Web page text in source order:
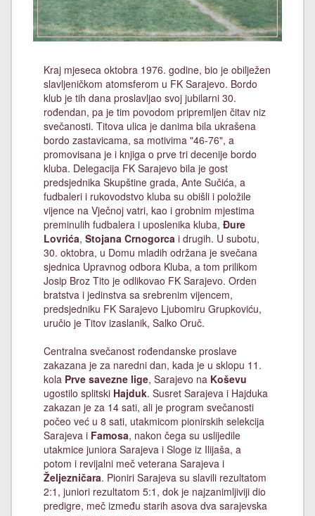
Kraj mjeseca oktobra 1976. godine, bio je obilježen
slavljeničkom atomsferom u FK Sarajevo. Bordo
klub je tih dana proslavljao svoj jubilarni 30.
rođendan, pa je tim povodom pripremljen čitav niz
svečanosti. Titova ulica je danima bila ukrašena
bordo zastavicama, sa motivima "46-76", a
promovisana je i knjiga o prve tri decenije bordo
kluba. Delegacija FK Sarajevo bila je gost
predsjednika Skupštine grada, Ante Sučića, a
fudbaleri i rukovodstvo kluba su obišli i položile
vijence na Vječnoj vatri, kao i grobnim mjestima
preminulih fudbalera i uposlenika kluba, Đure
Lovrića, Stojana Crnogorca i drugih. U subotu,
30. oktobra, u Domu mladih održana je svečana
sjednica Upravnog odbora Kluba, a tom prilikom
Josip Broz Tito je odlikovao FK Sarajevo. Orden
bratstva i jedinstva sa srebrenim vijencem,
predsjedniku FK Sarajevo Ljubomiru Grupkoviću,
uručio je Titov izaslanik, Salko Oruč.
Centralna svečanost rođendanske proslave
zakazana je za naredni dan, kada je u sklopu 11.
kola Prve savezne lige, Sarajevo na Koševu
ugostilo splitski Hajduk. Susret Sarajeva i Hajduka
zakazan je za 14 sati, ali je program svečanosti
počeo već u 8 sati, utakmicom pionirskih selekcija
Sarajeva i Famosa, nakon čega su uslijedile
utakmice juniora Sarajeva i Sloge iz Ilijaša, a
potom i revijalni meč veterana Sarajeva i
Željezničara. Pioniri Sarajeva su slavili rezultatom
2:1, juniori rezultatom 5:1, dok je najzanimljiviji dio
predigre, meč između starih asova dva sarajevska